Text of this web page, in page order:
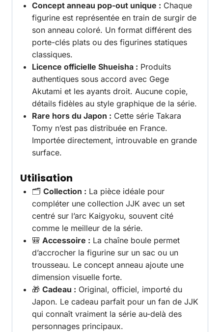
Concept anneau pop-out unique : Chaque
figurine est représentée en train de surgir de
son anneau coloré. Un format différent des
porte-clés plats ou des figurines statiques
classiques.
Licence officielle Shueisha : Produits
authentiques sous accord avec Gege
Akutami et les ayants droit. Aucune copie,
détails fidèles au style graphique de la série.
Rare hors du Japon : Cette série Takara
Tomy n’est pas distribuée en France.
Importée directement, introuvable en grande
surface.
Utilisation
🗂️ Collection : La pièce idéale pour
compléter une collection JJK avec un set
centré sur l’arc Kaigyoku, souvent cité
comme le meilleur de la série.
🎒 Accessoire : La chaîne boule permet
d’accrocher la figurine sur un sac ou un
trousseau. Le concept anneau ajoute une
dimension visuelle forte.
🎁 Cadeau : Original, officiel, importé du
Japon. Le cadeau parfait pour un fan de JJK
qui connaît vraiment la série au-delà des
personnages principaux.